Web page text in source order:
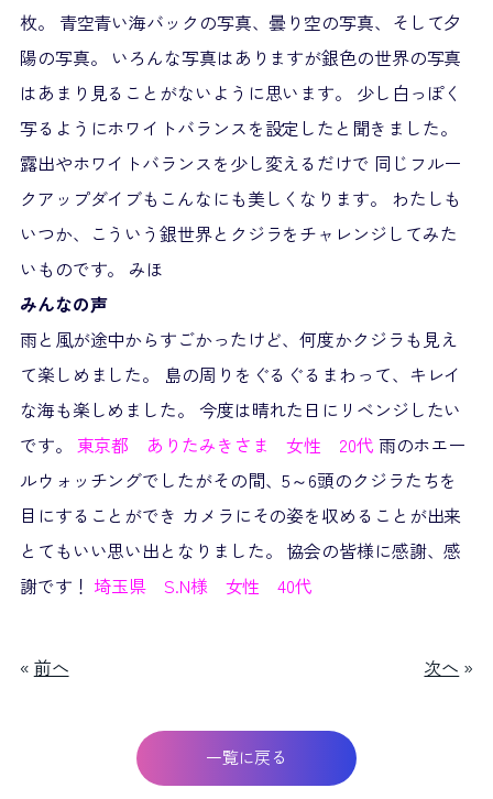
枚。 青空青い海バックの写真、曇り空の写真、そして夕
陽の写真。 いろんな写真はありますが銀色の世界の写真
はあまり見ることがないように思います。 少し白っぽく
写るようにホワイトバランスを設定したと聞きました。
露出やホワイトバランスを少し変えるだけで 同じフルー
クアップダイブもこんなにも美しくなります。 わたしも
いつか、こういう銀世界とクジラをチャレンジしてみた
いものです。 みほ
みんなの声
雨と風が途中からすごかったけど、何度かクジラも見え
て楽しめました。 島の周りをぐるぐるまわって、キレイ
な海も楽しめました。 今度は晴れた日にリベンジしたい
です。 東京都 ありたみきさま 女性 20代 雨のホエー
ルウォッチングでしたがその間、5～6頭のクジラたちを
目にすることができ カメラにその姿を収めることが出来
とてもいい思い出となりました。 協会の皆様に感謝、感
謝です！ 埼玉県 S.N様 女性 40代
« 前へ 次へ »
一覧に戻る